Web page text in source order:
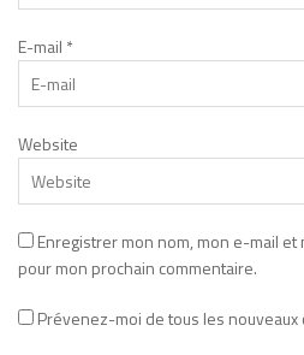
E-mail *
Website
Enregistrer mon nom, mon e-mail
pour mon prochain commentaire.
Prévenez-moi de tous les